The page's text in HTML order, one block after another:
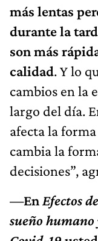
más lentas
durante la
son más
calidad. Y lo
cambios en la
largo del día.
afecta la
cambia la
decisiones”,
—EnEfectos
sueño